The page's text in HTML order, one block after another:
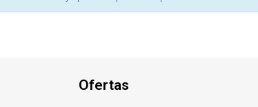
Ofertas